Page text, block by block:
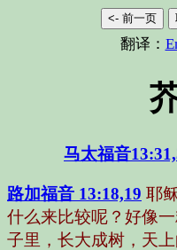
<- 前一页
翻译：
马太福音
路加福音 13:18,19 耶
什么来比较呢？好像
子里，长大成树，天